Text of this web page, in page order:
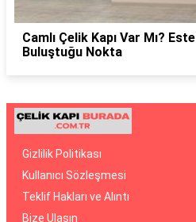
Camlı Çelik Kapı Var Mı?
Buluştuğu Nokta
Gizlilik Politikası
Kullanıcı Sözleşmesi
Teklif Hakları ve Alıntı
Bize Ulaşın